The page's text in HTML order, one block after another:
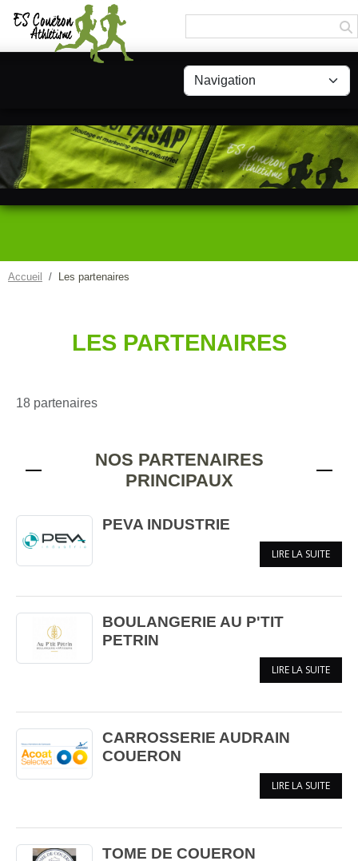
Accueil Les partenaires
LES PARTENAIRES
18 partenaires
NOS PARTENAIRES
PRINCIPAUX
PEVA INDUSTRIE
LIRE LA SUITE
BOULANGERIE AU P'TIT
PETRIN
LIRE LA SUITE
CARROSSERIE AUDRAIN
COUERON
LIRE LA SUITE
TOME DE COUERON
Panneau de gestion des cookies